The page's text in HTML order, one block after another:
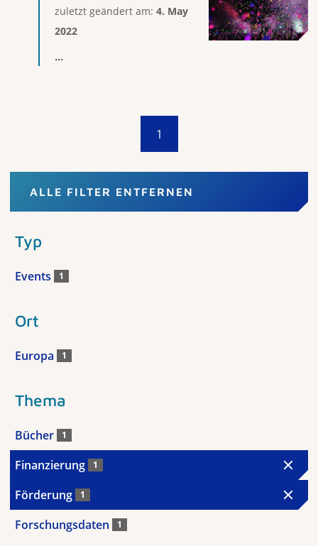
zuletzt geändert am: 4. May
2022
...
1
ALLE FILTER ENTFERNEN
Typ
Events 1
Ort
Europa 1
Thema
Bücher 1
Finanzierung 1
Förderung 1
Forschungsdaten 1